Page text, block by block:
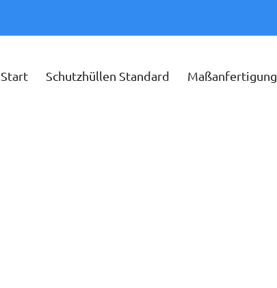
Start Schutzhüllen Standard Maßanfertigung